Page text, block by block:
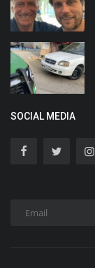
SOCIAL MEDIA